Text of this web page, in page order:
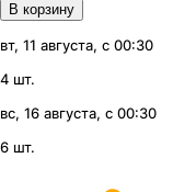
В корзину
вт, 11 августа, с 00:30
4 шт.
вс, 16 августа, с 00:30
6 шт.